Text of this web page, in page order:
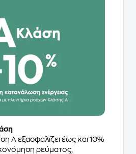
Α εξασφαλίζει έως και 10%
ρεύματος,